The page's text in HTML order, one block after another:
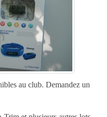
au club. Demandez un